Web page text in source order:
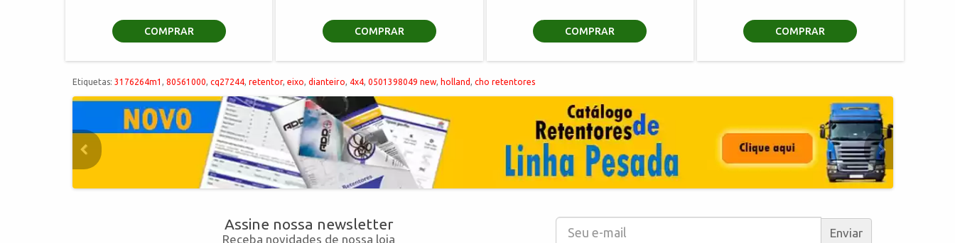
COMPRAR COMPRAR COMPRAR COMPRAR
Etiquetas: 3176264m1 80561000 cq27244 retentor, eixo dianteiro 4x4 0501398049 new holland cho retentores
Assine nossa newsletter
Receba novidades de nossa loja Enviar